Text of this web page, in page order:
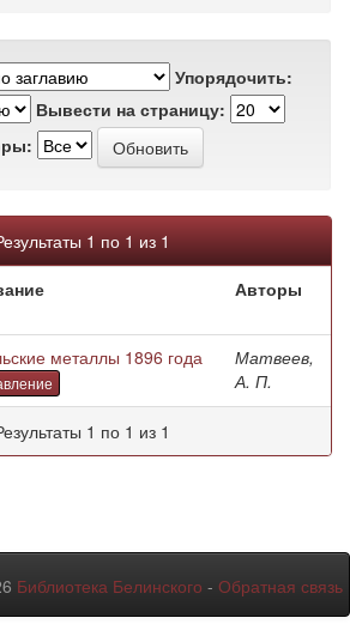
Упорядочить:
Вывести на страницу:
1 по 1 из 1
Авторы
металлы 1896 года
Матвеев,
А. П.
1 по 1 из 1
Библиотека Белинского - Обратная связь